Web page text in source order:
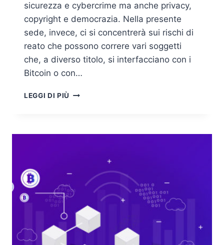
sicurezza e cybercrime ma anche privacy,
copyright e democrazia. Nella presente
sede, invece, ci si concentrerà sui rischi di
reato che possono correre vari soggetti
che, a diverso titolo, si interfacciano con i
Bitcoin o con…
LEGGI DI PIÙ
CRIPTOVALUTE